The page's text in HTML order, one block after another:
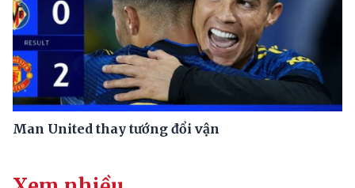
Man United thay tướng đổi vận